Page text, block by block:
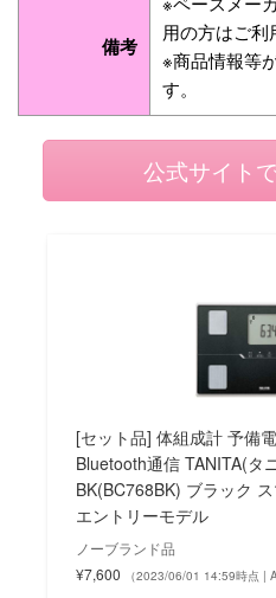
備考
用の方はご利
※商品情報等
す。
公式サイト
[セット品] 体組成計 予備
Bluetooth通信 TANITA(タ
BK(BC768BK) ブラック
エントリーモデル
ノーブランド品
¥7,600
（2023/06/01 14:59時点 |